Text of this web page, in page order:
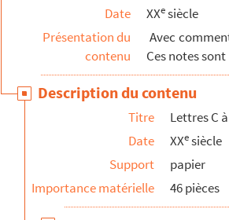
Date
XXesiècle
Présentation du
contenu
Avec
Ces notes
Description du contenu
Titre
Lettres C
Date
XXesiècle
Support
papier
Importance matérielle
46 pièces